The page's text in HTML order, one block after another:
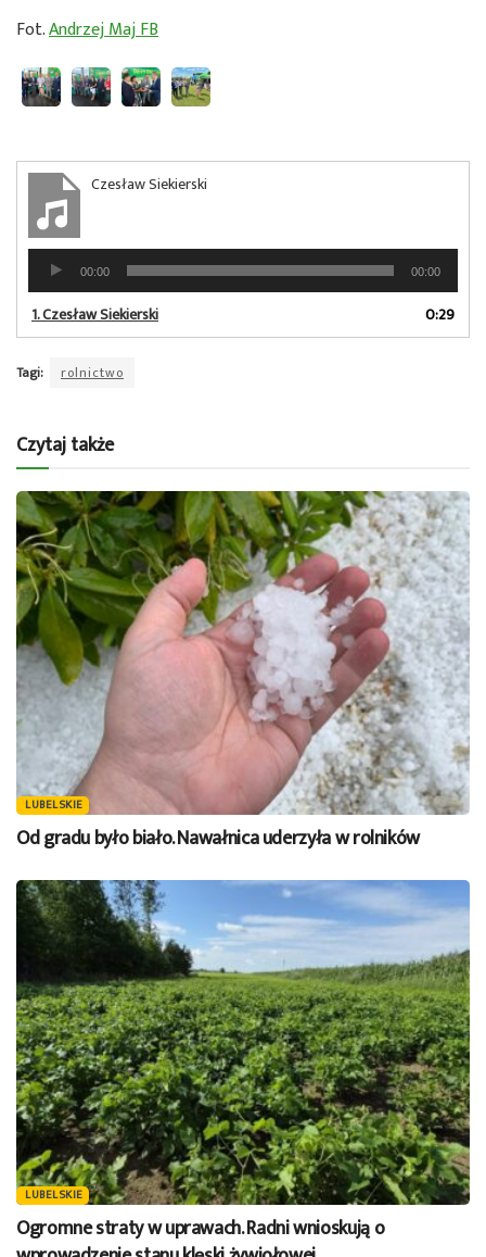
Fot.Andrzej Maj FB
Czesław Siekierski
Odtwarzacz
plików
dźwiękowych
00:00 00:00
1.Czesław Siekierski 0:29
Tagi: rolnictwo
Czytaj także
LUBELSKIE
Od gradu było biało. Nawałnica uderzyła w rolników
LUBELSKIE
Ogromne straty w uprawach. Radni wnioskują o